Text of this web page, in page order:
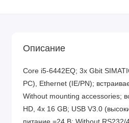
Описание
Core i5-6442EQ; 3x Gbit
PC), Ethernet (IE/PN);
Without mounting accessories;
HD, 4x 16 GB; USB V3.0